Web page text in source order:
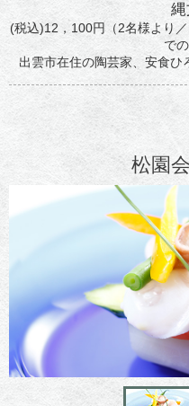
(税込)12，100円（2名様より
で
出雲市在住の陶芸家、安食ひ
松園